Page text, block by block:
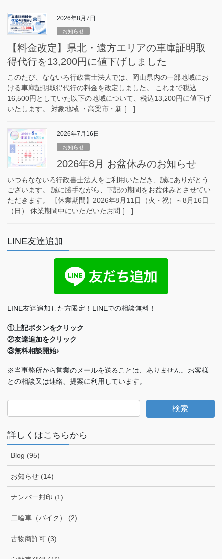
2026年8月7日
お知らせ
【料金改定】県北・遠方エリアの車庫証明取
得代行を13,200円に値下げしました
このたび、なないろ行政書士法人では、岡山県内の一部地域にお
ける車庫証明取得代行の料金を改定しました。 これまで税込
16,500円としていた以下の地域について、税込13,200円に値下げ
いたします。 対象地域 ・高梁市・新 […]
2026年7月16日
お知らせ
2026年8月 お盆休みのお知らせ
いつもなないろ行政書士法人をご利用いただき、誠にありがとう
ございます。 誠に勝手ながら、下記の期間をお盆休みとさせてい
ただきます。 【休業期間】2026年8月11日（火・祝）～8月16日
（日） 休業期間中にいただいたお問 […]
LINE友達追加
LINE友達追加した方限定！LINEでの相談無料！
①上記ボタンをクリック
②友達追加をクリック
③無料相談開始♪
※当事務所から営業のメールを送ることは、ありません。お客様
との相談又は連絡、提案に利用しています。
詳しくはこちらから
Blog (95)
お知らせ (14)
ナンバー封印 (1)
二輪車（バイク） (2)
古物商許可 (3)